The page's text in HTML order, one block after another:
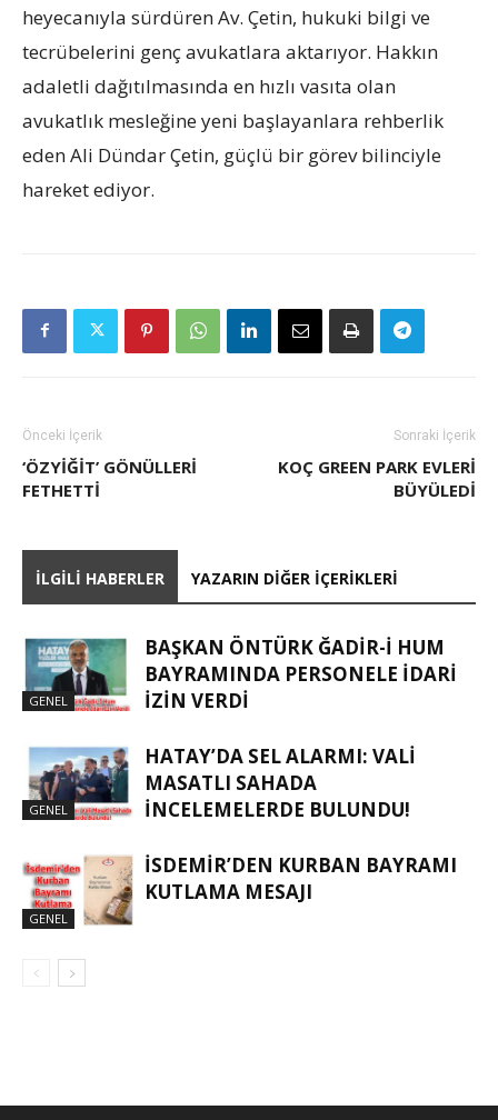
heyecanıyla sürdüren Av. Çetin, hukuki bilgi ve
tecrübelerini genç avukatlara aktarıyor. Hakkın
adaletli dağıtılmasında en hızlı vasıta olan
avukatlık mesleğine yeni başlayanlara rehberlik
eden Ali Dündar Çetin, güçlü bir görev bilinciyle
hareket ediyor.
Önceki İçerik
‘ÖZYIĞIT’ GÖNÜLLERI
FETHETTI
Sonraki İçerik
KOÇ GREEN PARK EVLERI
BÜYÜLEDI
İLGILI HABERLER YAZARIN DIĞER İÇERIKLERI
GENEL
BAŞKAN ÖNTÜRK ĞADIR-İ HUM
BAYRAMINDA PERSONELE İDARI
İZIN VERDI
GENEL
HATAY’DA SEL ALARMI: VALI
MASATLI SAHADA
İNCELEMELERDE BULUNDU!
GENEL
İSDEMIR’DEN KURBAN BAYRAMI
KUTLAMA MESAJI